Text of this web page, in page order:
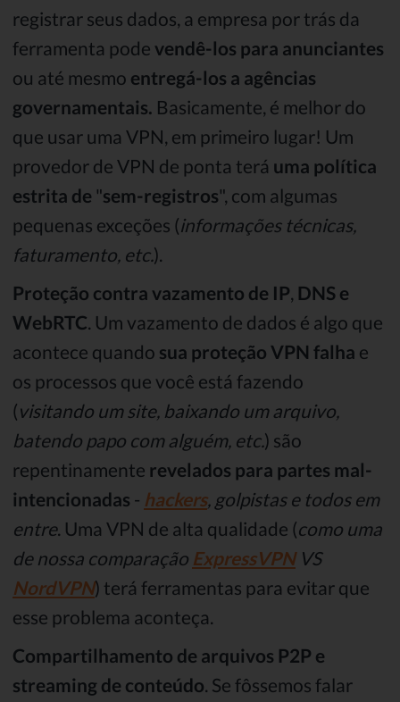
registrar seus dados, a empresa por trás da
ferramenta pode vendê-los para anunciantes
ou até mesmo entregá-los a agências
governamentais. Basicamente, é melhor do
que usar uma VPN, em primeiro lugar! Um
provedor de VPN de ponta terá uma política
estrita de "sem-registros", com algumas
pequenas exceções (informações técnicas,
faturamento, etc.).
Proteção contra vazamento de IP, DNS e
WebRTC. Um vazamento de dados é algo que
acontece quando sua proteção VPN falha e
os processos que você está fazendo
(visitando um site, baixando um arquivo,
batendo papo com alguém, etc.) são
repentinamente revelados para partes mal-
intencionadas - hackers, golpistas e todos em
entre. Uma VPN de alta qualidade (como uma
de nossa comparação ExpressVPNVS
NordVPN) terá ferramentas para evitar que
esse problema aconteça.
Compartilhamento de arquivos P2P e
streaming de conteúdo. Se fôssemos falar